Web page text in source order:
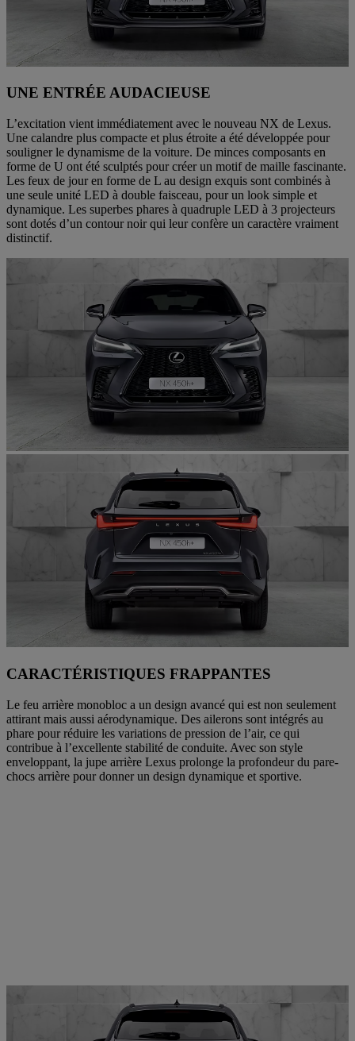
UNE ENTRÉE AUDACIEUSE
L’excitation vient immédiatement avec le nouveau NX de Lexus.
Une calandre plus compacte et plus étroite a été développée pour
souligner le dynamisme de la voiture. De minces composants en
forme de U ont été sculptés pour créer un motif de maille fascinante.
Les feux de jour en forme de L au design exquis sont combinés à
une seule unité LED à double faisceau, pour un look simple et
dynamique. Les superbes phares à quadruple LED à 3 projecteurs
sont dotés d’un contour noir qui leur confère un caractère vraiment
distinctif.
CARACTÉRISTIQUES FRAPPANTES
Le feu arrière monobloc a un design avancé qui est non seulement
attirant mais aussi aérodynamique. Des ailerons sont intégrés au
phare pour réduire les variations de pression de l’air, ce qui
contribue à l’excellente stabilité de conduite. Avec son style
enveloppant, la jupe arrière Lexus prolonge la profondeur du pare-
chocs arrière pour donner un design dynamique et sportive.